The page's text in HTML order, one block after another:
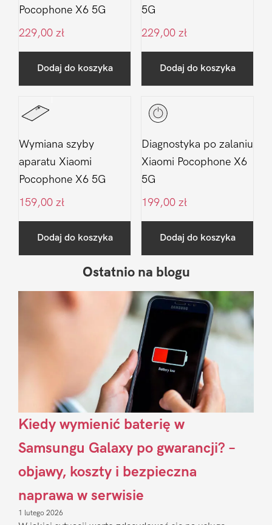
Pocophone X6 5G
229,00 zł
Dodaj do koszyka
5G
229,00 zł
Dodaj do koszyka
Wymiana szyby
aparatu Xiaomi
Pocophone X6 5G
159,00 zł
Dodaj do koszyka
Diagnostyka po zalaniu
Xiaomi Pocophone X6
5G
199,00 zł
Dodaj do koszyka
Sidebar
Ostatnio na blogu
Kiedy wymienić baterię w
Samsungu Galaxy po gwarancji? –
objawy, koszty i bezpieczna
naprawa w serwisie
1 lutego 2026